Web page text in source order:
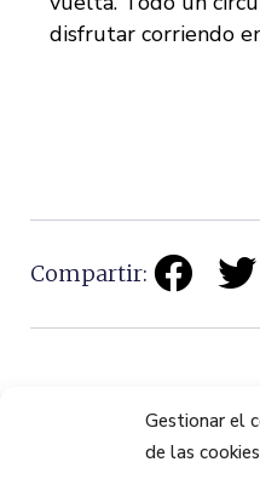
Gestionar el
de las cookies
disfrutar corriendo
Compartir: